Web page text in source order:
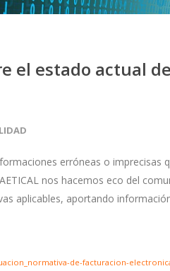
el estado actual
erróneas o imprecisas
nos hacemos eco del
aplicables, aportando
de-facturacion-